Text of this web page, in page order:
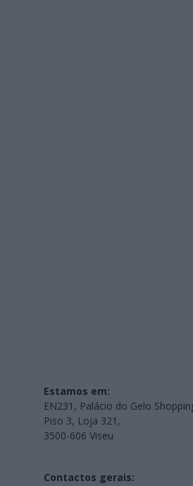
Estamos em:
EN231, Palácio do Gelo
Piso 3, Loja 321,
3500-606 Viseu
Contactos gerais: